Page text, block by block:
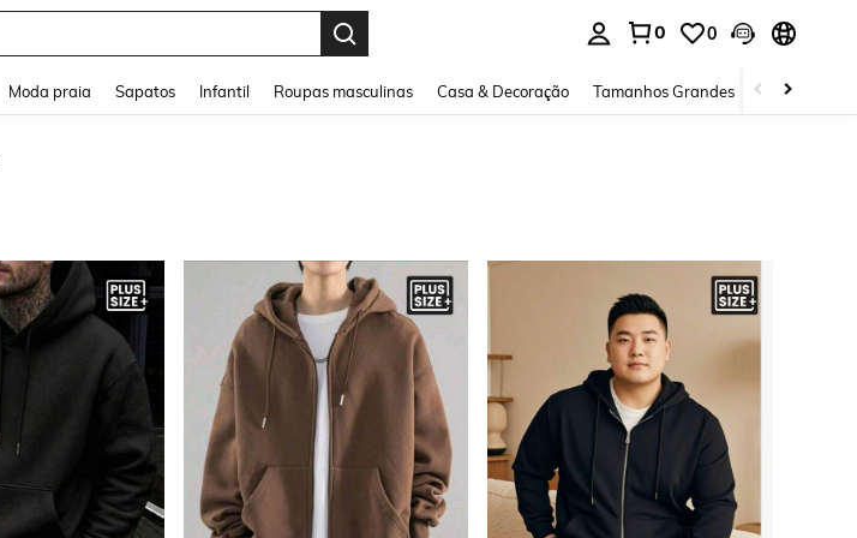
0 0
Moda praia Sapatos Infantil Roupas masculinas Casa & Decoração Tamanhos Grandes Joias e